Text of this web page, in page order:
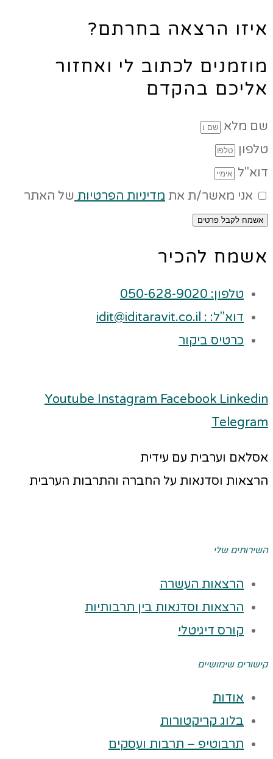
איזו הרצאה בחרתם?
מוזמנים לכתוב לי ואחזור
אליכם בהקדם
שם מלא
טלפון
דוא"ל
אני מאשר/ת את מדיניות הפרטיות של האתר
אשמח לקבל פרטים
אשמח להכיר
טלפון: 050-628-9020
דוא"ל: : idit@iditaravit.co.il
כרטיס ביקור
Youtube Instagram Facebook Linkedin
Telegram
אסלאם וערבית עם עידית
הרצאות וסדנאות על החברה והתרבות הערבית
השירותים שלי
הרצאות העשרה
הרצאות וסדנאות בין תרבותיות
קורס דיגיטלי
קישורים שימושיים
אודות
בלוג קריקטורות
תרבוטיפ – תרבות ועסקים